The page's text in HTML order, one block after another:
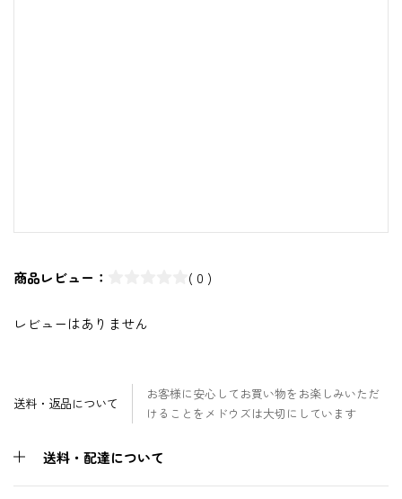
商品レビュー： ( 0 )
レビューはありません
送料・返品について
お客様に安心してお買い物をお楽しみいただ
けることをメドウズは大切にしています
送料・配達について